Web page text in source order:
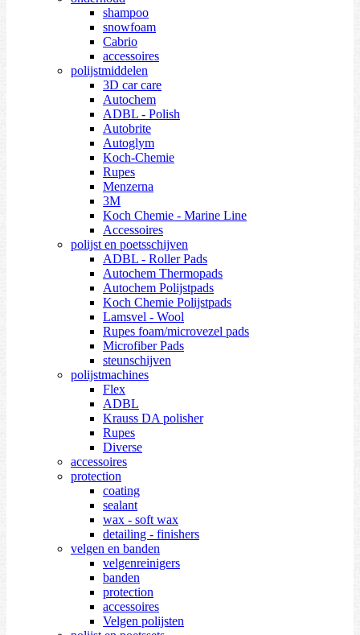
shampoo
snowfoam
Cabrio
accessoires
polijstmiddelen
3D car care
Autochem
ADBL - Polish
Autobrite
Autoglym
Koch-Chemie
Rupes
Menzerna
3M
Koch Chemie - Marine Line
Accessoires
polijst en poetsschijven
ADBL - Roller Pads
Autochem Thermopads
Autochem Polijstpads
Koch Chemie Polijstpads
Lamsvel - Wool
Rupes foam/microvezel pads
Microfiber Pads
steunschijven
polijstmachines
Flex
ADBL
Krauss DA polisher
Rupes
Diverse
accessoires
protection
coating
sealant
wax - soft wax
detailing - finishers
velgen en banden
velgenreinigers
banden
protection
accessoires
Velgen polijsten